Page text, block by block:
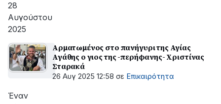
28
Αυγούστου
2025
Αρματωμένος στο πανήγυρι της Αγίας
Αγάθης ο γιος της -περήφανης- Χριστίνας
Σταρακά
26 Αυγ 2025 12:58 σε Επικαιρότητα
Έναν